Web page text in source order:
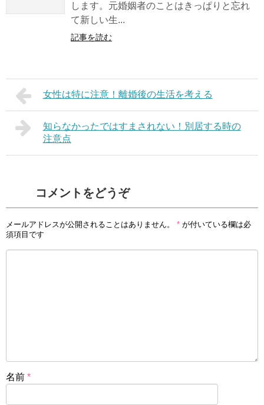
します。元婚姻者のことはきっぱりと忘れ
て新しい生...
記事を読む
女性は特に注意！離婚後の生活を考える
知らなかったではすまされない！別居する時の
注意点
コメントをどうぞ
メールアドレスが公開されることはありません。 * が付いている欄は必
須項目です
名前 *